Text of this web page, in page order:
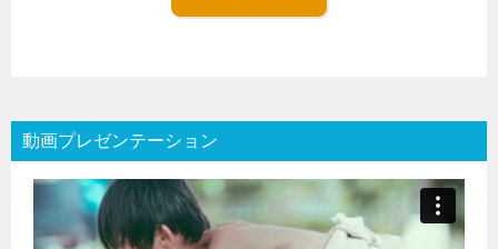
動画プレゼンテーション